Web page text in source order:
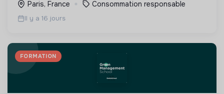
Paris, France Consommation responsable
Il y a 16 jours
FORMATION